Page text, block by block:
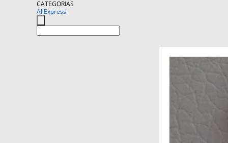
CATEGORIAS
AliExpress